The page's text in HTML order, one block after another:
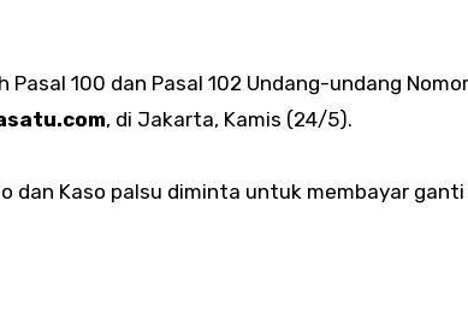
100 dan Pasal 102 Undang-undang
, di Jakarta, Kamis (24/5).
dan Kaso palsu diminta untuk membayar ganti